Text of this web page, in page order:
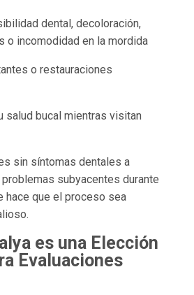
dental, decoloración,
o incomodidad en la mordida
o restauraciones
salud bucal mientras visitan
sin síntomas dentales a
subyacentes durante
hace que el proceso sea
es una Elección
Evaluaciones